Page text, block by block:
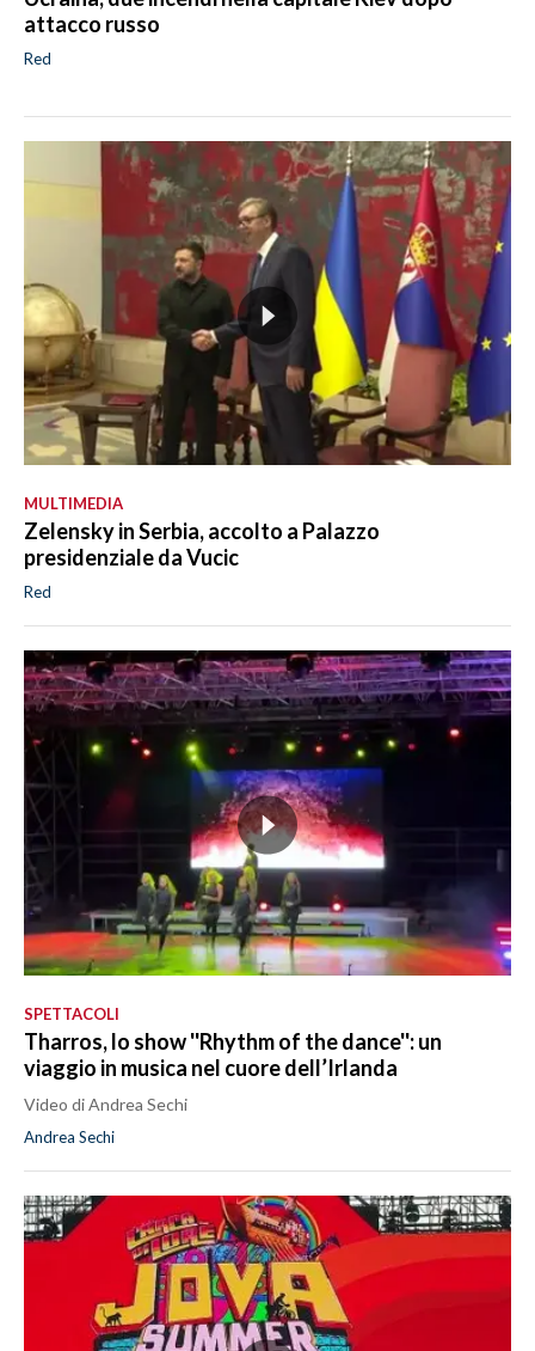
attacco russo
Red
MULTIMEDIA
Zelensky in Serbia, accolto a Palazzo
presidenziale da Vucic
Red
SPETTACOLI
Tharros, lo show ''Rhythm of the dance'': un
viaggio in musica nel cuore dell’Irlanda
Video di Andrea Sechi
Andrea Sechi